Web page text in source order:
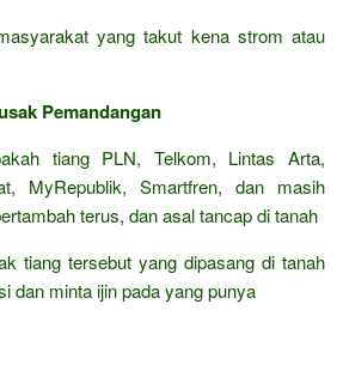
yang takut kena strom atau
Pemandangan
tiang PLN, Telkom, Lintas Arta,
MyRepublik, Smartfren, dan masih
terus, dan asal tancap di tanah
tiang tersebut yang dipasang di tanah
dan minta ijin pada yang punya